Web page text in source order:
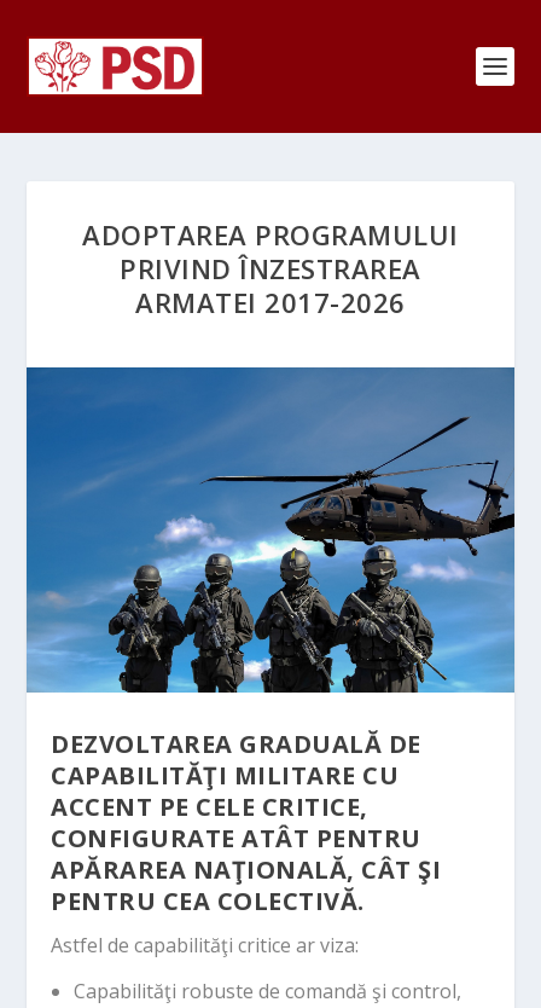
ADOPTAREA PROGRAMULUI
PRIVIND ÎNZESTRAREA
ARMATEI 2017-2026
DEZVOLTAREA GRADUALĂ DE
CAPABILITĂŢI MILITARE CU
ACCENT PE CELE CRITICE,
CONFIGURATE ATÂT PENTRU
APĂRAREA NAŢIONALĂ, CÂT ŞI
PENTRU CEA COLECTIVĂ.
Astfel de capabilităţi critice ar viza:
Capabilităţi robuste de comandă şi control,